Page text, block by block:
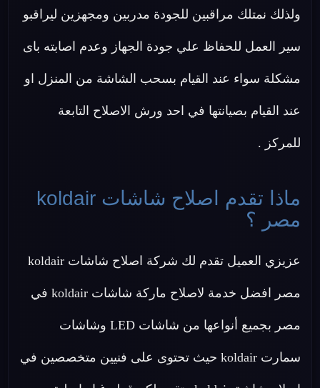
ولذلك نمتلك مراقبين للجودة مدربين ومجهزين ليراقبو
سير العمل للحفاظ علي جودة الجهاز وعدم اصابته باى
مشكلة سواء عند القيام بسحب الشاشة من المنزل او
عند القيام بصيانتها في احد ورش الاصلاح التابعة
للمركز .
ماذا تقدم اصلاح شاشات koldair
مصر ؟
عزيزي العميل تقدم لك شركة اصلاح شاشات koldair
مصر افضل خدمة لاصلاح ماركة شاشات koldair في
مصر بجميع أنواعها من شاشات LED وشاشات
سمارت koldair حيث تحتوى على فنيين متخصصين في